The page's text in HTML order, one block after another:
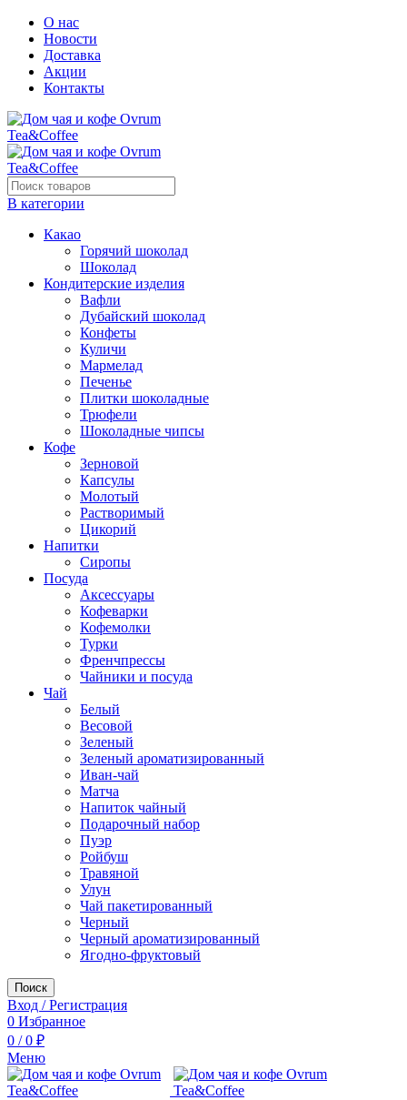
О нас
Новости
Доставка
Акции
Контакты
В категории
Какао
Горячий шоколад
Шоколад
Кондитерские изделия
Вафли
Дубайский шоколад
Конфеты
Куличи
Мармелад
Печенье
Плитки шоколадные
Трюфели
Шоколадные чипсы
Кофе
Зерновой
Капсулы
Молотый
Растворимый
Цикорий
Напитки
Сиропы
Посуда
Аксессуары
Кофеварки
Кофемолки
Турки
Френчпрессы
Чайники и посуда
Чай
Белый
Весовой
Зеленый
Зеленый ароматизированный
Иван-чай
Матча
Напиток чайный
Подарочный набор
Пуэр
Ройбуш
Травяной
Улун
Чай пакетированный
Черный
Черный ароматизированный
Ягодно-фруктовый
Поиск
Вход / Регистрация
0 Избранное
0 / 0 ₽
Меню